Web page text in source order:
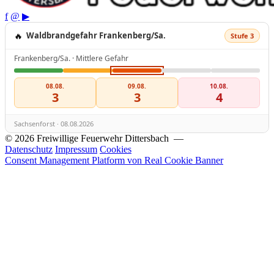
f @ ▶
🔥 Waldbrandgefahr Frankenberg/Sa. Stufe 3
Frankenberg/Sa. · Mittlere Gefahr
08.08.
3
09.08.
3
10.08.
4
Sachsenforst · 08.08.2026
© 2026 Freiwillige Feuerwehr Dittersbach —
Datenschutz Impressum Cookies
Consent Management Platform von Real Cookie Banner